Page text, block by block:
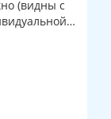
(видны с
клапаном)